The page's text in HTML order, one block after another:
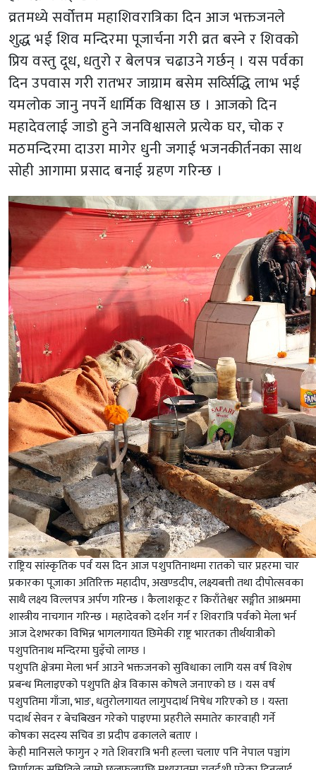
व्रतमध्ये सर्वोत्तम महाशिवरात्रिका दिन आज भक्तजनले
शुद्ध भई शिव मन्दिरमा पूजार्चना गरी व्रत बस्ने र शिवको
प्रिय वस्तु दूध, धतुरो र बेलपत्र चढाउने गर्छन् । यस पर्वका
दिन उपवास गरी रातभर जाग्राम बसेम सर्व्सिद्धि लाभ भई
यमलोक जानु नपर्ने धार्मिक विश्वास छ । आजको दिन
महादेवलाई जाडो हुने जनविश्वासले प्रत्येक घर, चोक र
मठमन्दिरमा दाउरा मागेर धुनी जगाई भजनकीर्तनका साथ
सोही आगामा प्रसाद बनाई ग्रहण गरिन्छ ।
राष्ट्रिय सांस्कृतिक पर्व यस दिन आज पशुपतिनाथमा रातको चार प्रहरमा चार
प्रकारका पूजाका अतिरिक्त महादीप, अखण्डदीप, लक्ष्यबत्ती तथा दीपोत्सवका
साथै लक्ष्य विल्लपत्र अर्पण गरिन्छ । कैलाशकूट र किराँतेश्वर सङ्गीत आश्रममा
शास्त्रीय नाचगान गरिन्छ । महादेवको दर्शन गर्न र शिवरात्रि पर्वको मेला भर्न
आज देशभरका विभिन्न भागलगायत छिमेकी राष्ट्र भारतका तीर्थयात्रीको
पशुपतिनाथ मन्दिरमा घुइँचो लाग्छ ।
पशुपति क्षेत्रमा मेला भर्न आउने भक्तजनको सुविधाका लागि यस वर्ष विशेष
प्रबन्ध मिलाइएको पशुपति क्षेत्र विकास कोषले जनाएको छ । यस वर्ष
पशुपतिमा गाँजा, भाङ, धतुरोलगायत लागुपदार्थ निषेध गरिएको छ । यस्ता
पदार्थ सेवन र बेचबिखन गरेको पाइएमा प्रहरीले समातेर कारवाही गर्ने
कोषका सदस्य सचिव डा प्रदीप ढकालले बताए ।
केही मानिसले फागुन २ गते शिवरात्रि भनी हल्ला चलाए पनि नेपाल पञ्चांग